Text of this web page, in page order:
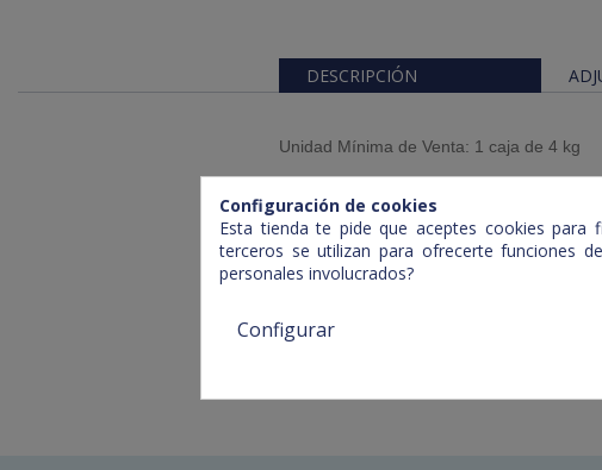
DESCRIPCIÓN
Unidad Mínima de Venta: 1 caja de 4 kg
Caja de 4 bolsas de 1 kg
Configuración de cookies
Esta tienda te pide que aceptes cookies para
terceros se utilizan para ofrecerte funciones
personales involucrados?
Configurar